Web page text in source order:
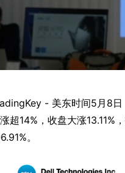
- 美东时间5月8日
超14%，收盘大涨
。